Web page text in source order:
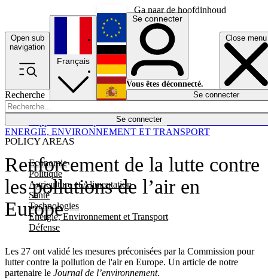
Ga naar de hoofdinhoud
Open sub
navigation
Close menu
Recherche
Se connecter
POLICY AREAS
Economie
Politique
Agriculture et Alimentation
Santé
Technologies
Energie, Environnement et Transport
Défense
Économie
Français
English
Deutsch
Español
Se connecter
Vous êtes déconnecté.
Se connecter
Renforcement de la lutte contre
les pollutions de l’air en
Europe
Les 27 ont validé les mesures préconisées par la Commission pour
lutter contre la pollution de l'air en Europe. Un article de notre
partenaire le Journal de l’environnement.
ENERGIE, ENVIRONNEMENT ET TRANSPORT